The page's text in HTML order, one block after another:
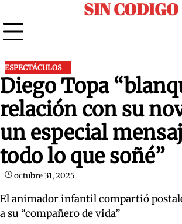
to
content
SIN CODIGO
ESPECTÁCULOS
Diego Topa
relación con su
un especial
todo lo que soñé”
octubre 31, 2025
El animador infantil compartió
a su “compañero de vida”